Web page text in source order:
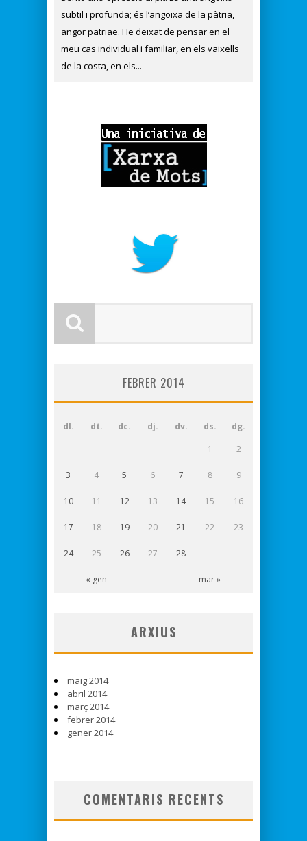
subtil i profunda; és l’angoixa de la pàtria,
angor patriae. He deixat de pensar en el
meu cas individual i familiar, en els vaixells
de la costa, en els...
FEBRER 2014
dl. dt. dc. dj. dv. ds. dg.
« gen mar »
1 2
3 4 5 6 7 8 9
10 11 12 13 14 15 16
17 18 19 20 21 22 23
24 25 26 27 28
ARXIUS
maig 2014
abril 2014
març 2014
febrer 2014
gener 2014
COMENTARIS RECENTS